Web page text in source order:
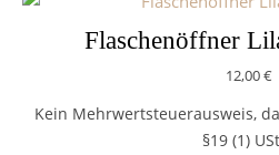
Flaschenöffner
12,00€
Kein Mehrwertsteuerausweis,
§19 (1)